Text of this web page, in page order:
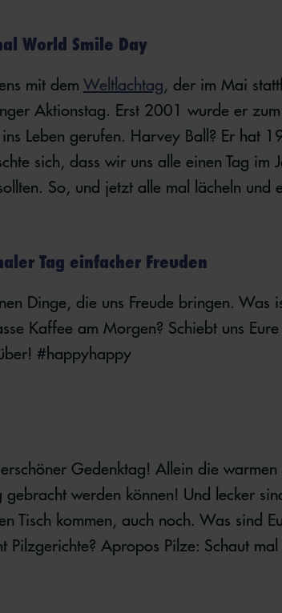
World Smile Day
mit dem Weltlachtag, der im Mai
Aktionstag. Erst 2001 wurde er
Leben gerufen. Harvey Ball? Er hat
sich, dass wir uns alle einen Tag im
So, und jetzt alle mal lächeln und
Tag einfacher Freuden
Dinge, die uns Freude bringen. Was
Kaffee am Morgen? Schiebt uns
#happyhappy
Gedenktag! Allein die
gebracht werden können! Und lecker
Tisch kommen, auch noch. Was sind
Pilzgerichte? Apropos Pilze: Schaut